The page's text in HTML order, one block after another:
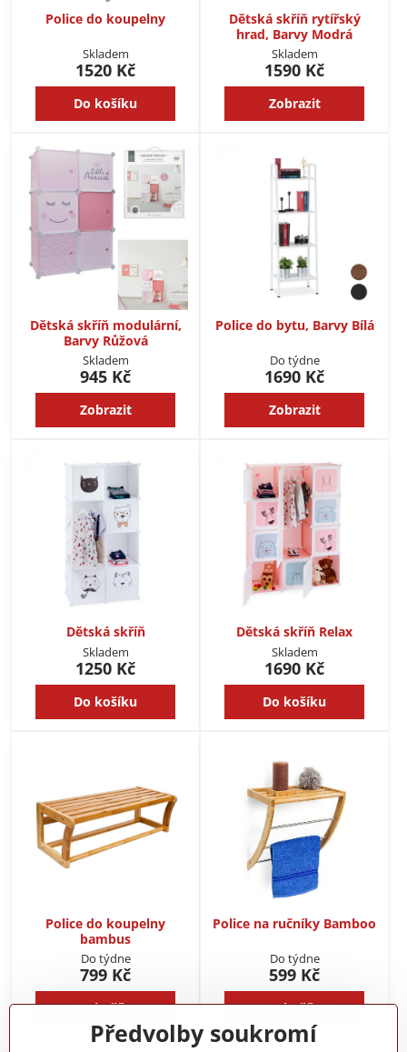
Police do koupelny
Skladem
1520 Kč
Do košíku
Dětská skříň rytířský
hrad, Barvy Modrá
Skladem
1590 Kč
Zobrazit
Dětská skříň modulární,
Barvy Růžová
Skladem
945 Kč
Zobrazit
Police do bytu, Barvy Bílá
Do týdne
1690 Kč
Zobrazit
Dětská skříň
Skladem
1250 Kč
Do košíku
Dětská skříň Relax
Skladem
1690 Kč
Do košíku
Police do koupelny
bambus
Do týdne
799 Kč
Do košíku
Police na ručníky Bamboo
Do týdne
599 Kč
Do košíku
Předvolby soukromí